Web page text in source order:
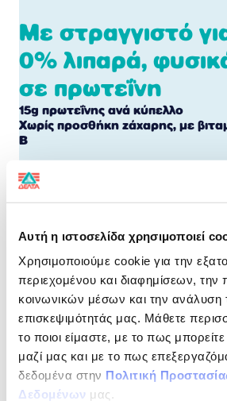
Αυτή η ιστοσελίδα χρησιμοποιεί
Χρησιμοποιούμε cookie για την
περιεχομένου και διαφημίσεων, την
κοινωνικών μέσων και την ανάλυση
επισκεψιμότητάς μας. Μάθετε
το ποιοι είμαστε, με το πως
μαζί μας και με το πως
δεδομένα στην Πολιτική
Δεδομένων μας.
Mε στραγγιστό
0% λιπαρά,
σε πρωτεΐνη
15g πρωτεΐνης ανά κύπελλο
Χωρίς προσθήκη ζάχαρης, με
Β
πρωτεΐνης, χωρίς λιπαρά και χωρίς
Με προσεκτικά επιλεγμένα
γεύση, για απόλαυση που ταιριάζει
καθημερινότητα.
ΔΙΑΤΡΟΦΙΚΗ ΔΗΛΩΣΗ
Ενεργειακή αξία
Λιπαρά